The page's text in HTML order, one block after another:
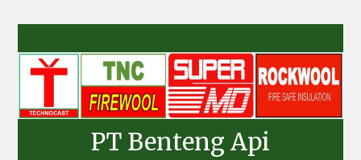
content
PT Benteng Api